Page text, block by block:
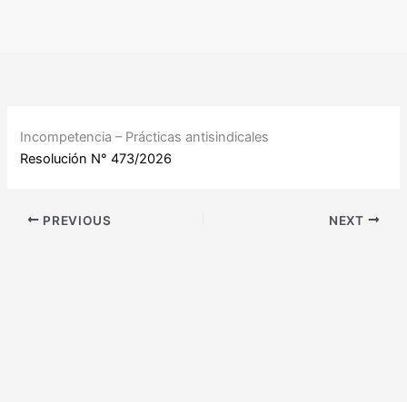
Incompetencia – Prácticas antisindicales
Resolución N° 473/2026
PREVIOUS NEXT